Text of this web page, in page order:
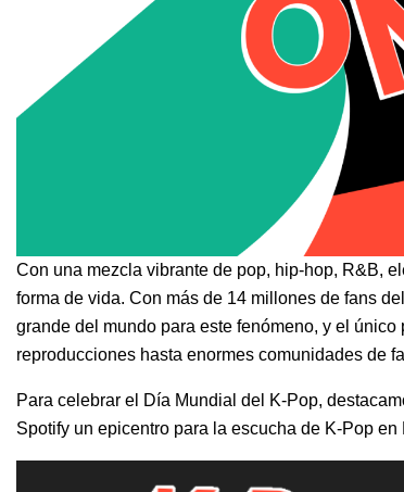
Con una mezcla vibrante de pop, hip-hop, R&B,
forma de vida. Con más de 14 millones de fans
grande del mundo para este fenómeno, y el
reproducciones hasta enormes comunidades de
Para celebrar el Día Mundial del K-Pop,
Spotify un epicentro para la escucha de K-Pop